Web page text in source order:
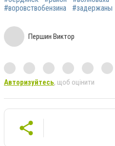
#воровствобензина
#задержаны
Першин Виктор
Авторизуйтесь, щоб оцінити